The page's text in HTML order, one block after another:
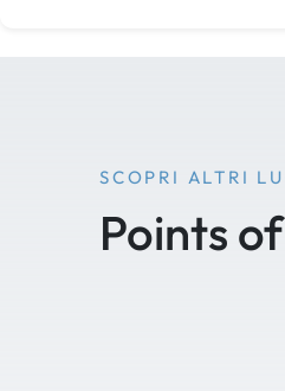
SCOPRI ALTRI
Points